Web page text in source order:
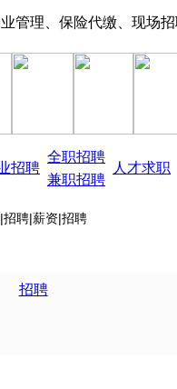
、保险代缴、现场招
招聘
全职招聘
人才求职
兼职招聘
聘|薪资|招聘
招聘